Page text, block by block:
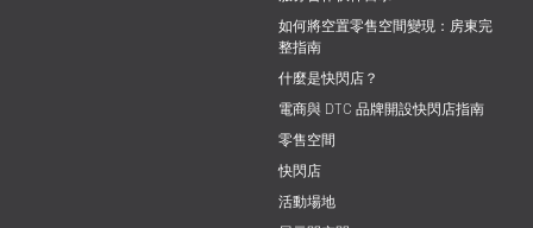
如何將空置零售空間變現：房東完
整指南
什麼是快閃店？
電商與 DTC 品牌開設快閃店指南
零售空間
快閃店
活動場地